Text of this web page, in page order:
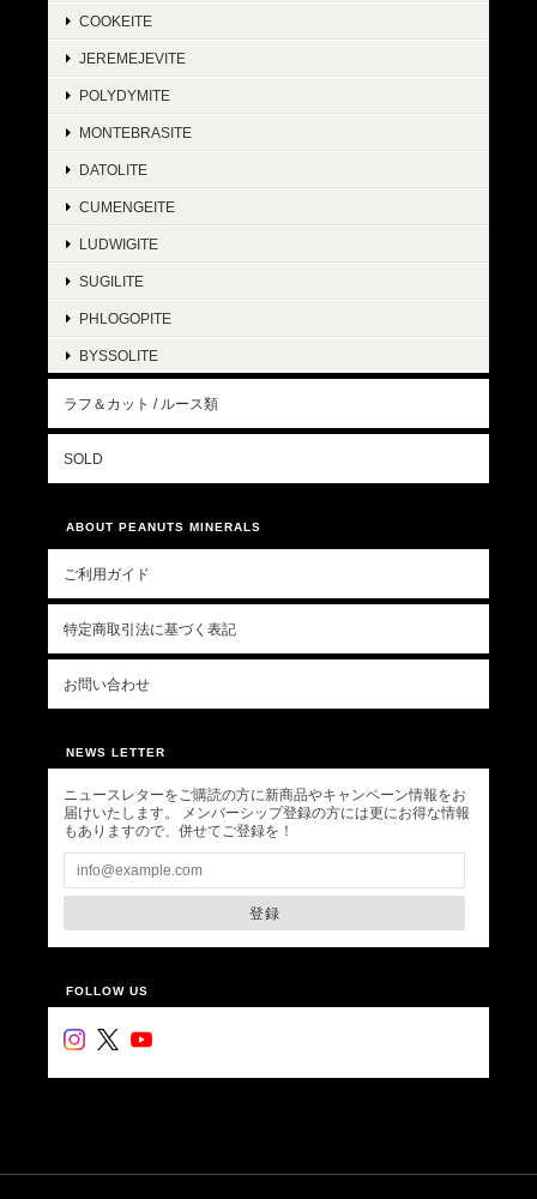
COOKEITE
JEREMEJEVITE
POLYDYMITE
MONTEBRASITE
DATOLITE
CUMENGEITE
LUDWIGITE
SUGILITE
PHLOGOPITE
BYSSOLITE
ラフ＆カット / ルース類
SOLD
ABOUT PEANUTS MINERALS
ご利用ガイド
特定商取引法に基づく表記
お問い合わせ
NEWS LETTER
ニュースレターをご購読の方に新商品やキャンペーン情報をお
届けいたします。 メンバーシップ登録の方には更にお得な情報
もありますので、併せてご登録を！
登録
FOLLOW US